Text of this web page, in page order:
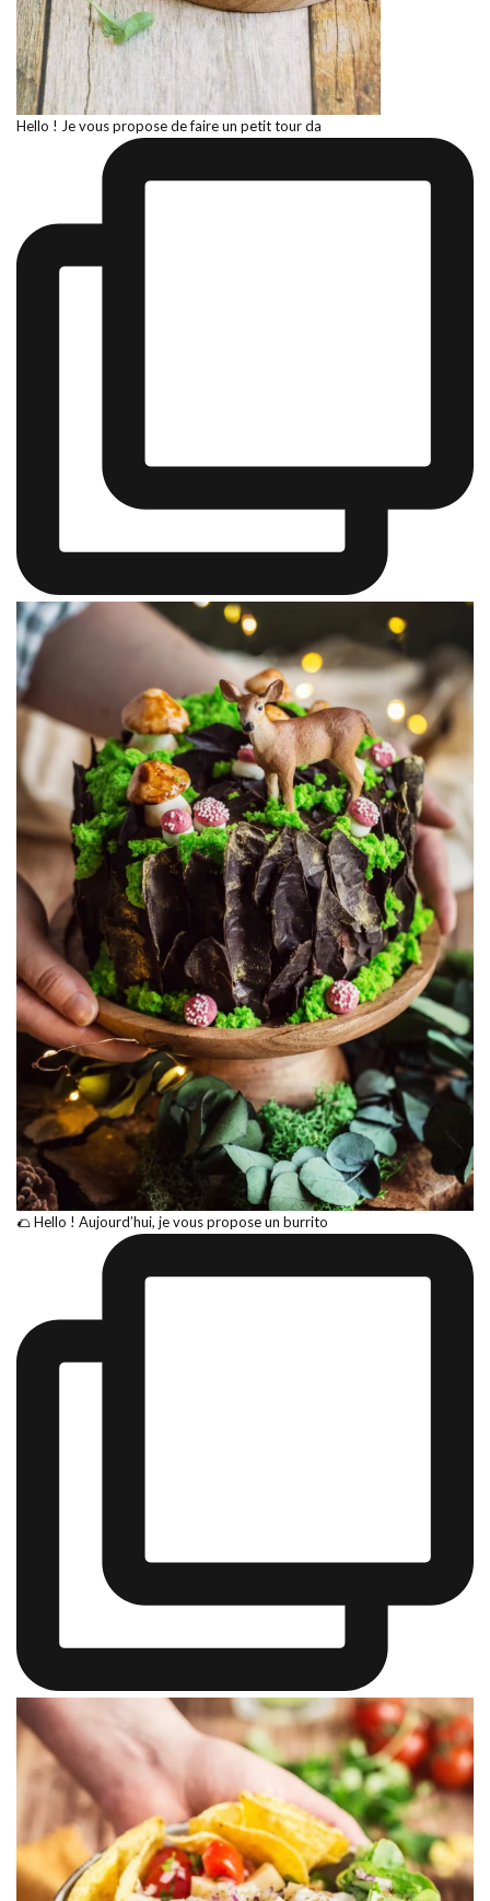
Hello ! Je vous propose de faire un petit tour da
🌮 Hello ! Aujourd’hui, je vous propose un burrito